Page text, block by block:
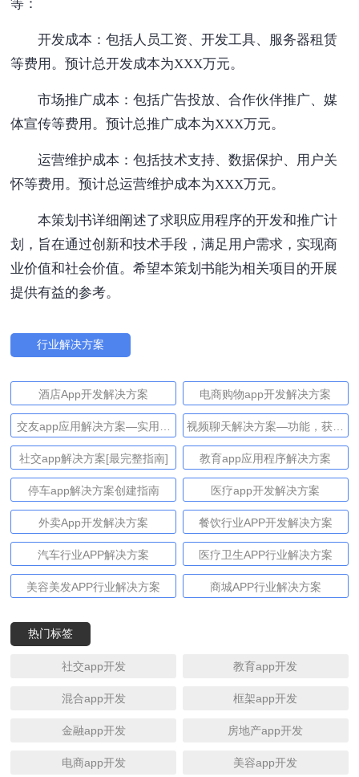
等：
开发成本：包括人员工资、开发工具、服务器租赁
等费用。预计总开发成本为XXX万元。
市场推广成本：包括广告投放、合作伙伴推广、媒
体宣传等费用。预计总推广成本为XXX万元。
运营维护成本：包括技术支持、数据保护、用户关
怀等费用。预计总运营维护成本为XXX万元。
本策划书详细阐述了求职应用程序的开发和推广计
划，旨在通过创新和技术手段，满足用户需求，实现商
业价值和社会价值。希望本策划书能为相关项目的开展
提供有益的参考。
行业解决方案
酒店App开发解决方案 电商购物app开发解决方案
交友app应用解决方案—实用技
巧和先进的获利方法
视频聊天解决方案—功能，获利
和技术
社交app解决方案[最完整指南] 教育app应用程序解决方案
停车app解决方案创建指南 医疗app开发解决方案
外卖App开发解决方案 餐饮行业APP开发解决方案
汽车行业APP解决方案 医疗卫生APP行业解决方案
美容美发APP行业解决方案 商城APP行业解决方案
热门标签
社交app开发 教育app开发
混合app开发 框架app开发
金融app开发 房地产app开发
电商app开发 美容app开发